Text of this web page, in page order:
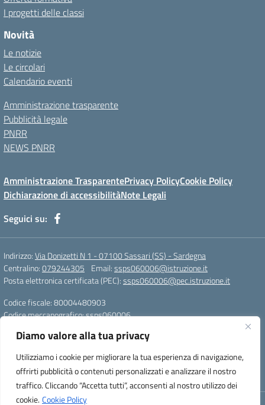
Diamo valore alla tua privacy
Utilizziamo i cookie per migliorare la tua esperienza di navigazione,
offrirti pubblicità o contenuti personalizzati e analizzare il nostro
traffico. Cliccando “Accetta tutti”, acconsenti al nostro utilizzo dei
cookie. Cookie Policy
I progetti delle classi
Novità
Le notizie
Le circolari
Calendario eventi
Amministrazione trasparente
Pubblicità legale
PNRR
NEWS PNRR
Amministrazione TrasparentePrivacy PolicyCookie Policy
Dichiarazione di accessibilitàNote Legali
Seguici su:
Indirizzo:Via Donizetti N 1 - 07100 Sassari (SS) - Sardegna
Centralino:079244305 Email:ssps060006@istruzione.it
Posta elettronica certificata (PEC):ssps060006@pec.istruzione.it
Codice fiscale: 80004480903
Codice meccanografico:ssps060006
Codice unico di fatturazione (CUF): UFZDAC
TU - 522 - 0316743 LS G. MARCONI SS IBAN
IT72S0101517208000070058412